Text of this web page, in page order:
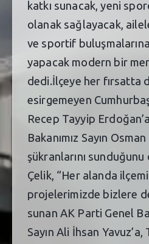
katkı sunacak, yeni
olanak sağlayacak,
ve sportif
yapacak modern bir
dedi.İlçeye her fırsatta
esirgemeyen
Recep Tayyip
Bakanımız Sayın Osman
şükranlarını
Çelik, “Her alanda
projelerimizde bizlere
sunan AK Parti Genel
Sayın Ali İhsan Yavuz’a,